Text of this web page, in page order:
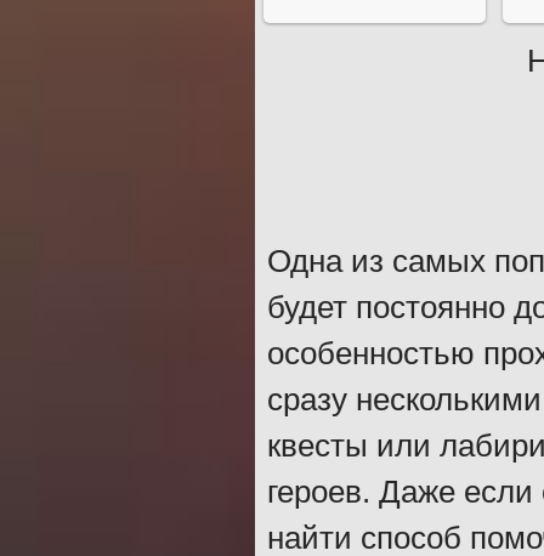
Одна из самых
будет постоянно
особенностью
сразу
квесты или
героев. Даже
найти способ